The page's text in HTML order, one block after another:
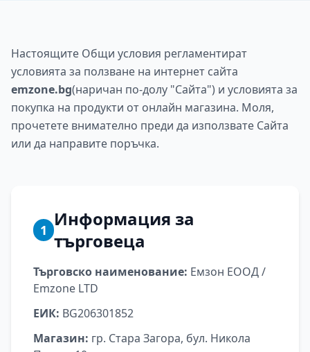
Настоящите Общи условия регламентират
условията за ползване на интернет сайта
emzone.bg(наричан по-долу "Сайта") и условията за
покупка на продукти от онлайн магазина. Моля,
прочетете внимателно преди да използвате Сайта
или да направите поръчка.
1 Информация за
търговеца
Търговско наименование: Емзон ЕООД /
Emzone LTD
ЕИК: BG206301852
Магазин: гр. Стара Загора, бул. Никола